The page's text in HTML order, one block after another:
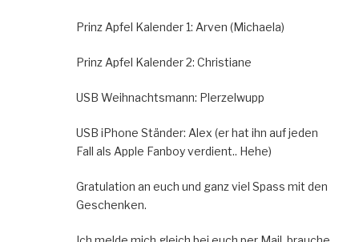
Prinz Apfel Kalender 1: Arven (Michaela)
Prinz Apfel Kalender 2: Christiane
USB Weihnachtsmann: Plerzelwupp
USB iPhone Ständer: Alex (er hat ihn auf jeden
Fall als Apple Fanboy verdient.. Hehe)
Gratulation an euch und ganz viel Spass mit den
Geschenken.